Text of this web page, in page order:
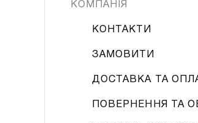
КОМПАНІЯ
КОНТАКТИ
ЗАМОВИТИ
ДОСТАВКА ТА
ПОВЕРНЕННЯ ТА